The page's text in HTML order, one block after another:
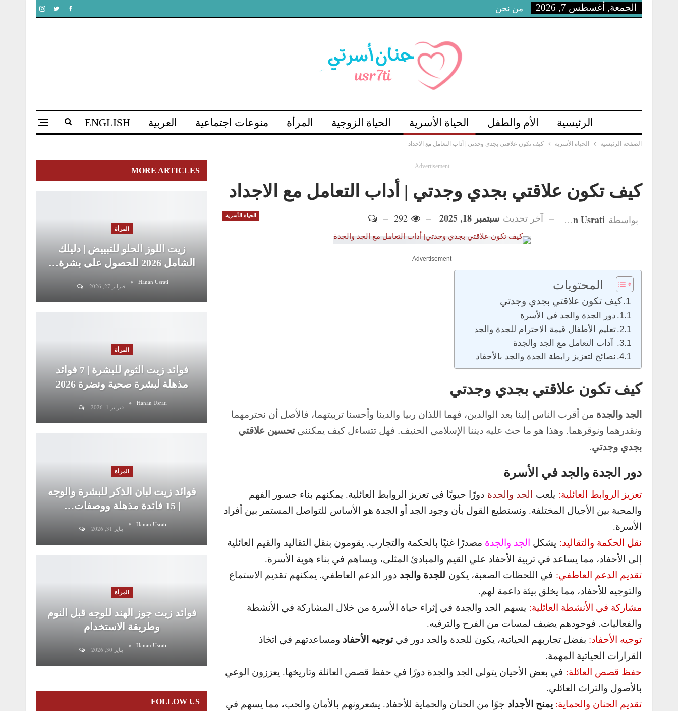
الجمعة, أغسطس 7, 2026 من نحن
الرئيسية الأم والطفل الحياة الأسرية الحياة الزوجية المرأة منوعات اجتماعية العربية ENGLISH
الصفحة الرئيسية الحياة الأسرية كيف تكون علاقتي بجدي وجدتي | أداب التعامل مع الاجداد
- Advertisement -
كيف تكون علاقتي بجدي وجدتي | أداب التعامل مع الاجداد
الحياة الأسرية بواسطة Hanan Usrati آخر تحديث سبتمبر 18, 2025
- Advertisement -
المحتويات
كيف تكون علاقتي بجدي وجدتي
دور الجدة والجد في الأسرة
تعليم الأطفال قيمة الاحترام للجدة والجد
آداب التعامل مع الجد والجدة
نصائح لتعزيز رابطة الجدة والجد بالأحفاد
كيف تكون علاقتي بجدي وجدتي
الجد والجدة من أقرب الناس إلينا بعد الوالدين، فهما اللذان ربيا والدينا وأحسنا تربيتهما، فالأصل أن نحترمهما
ونقدرهما ونوقرهما. وهذا هو ما حث عليه ديننا الإسلامي الحنيف. فهل تتساءل كيف يمكنني تحسين علاقتي
بجدي وجدتي.
دور الجدة والجد في الأسرة
تعزيز الروابط العائلية: يلعب الجد والجدة دورًا حيويًا في تعزيز الروابط العائلية. يمكنهم بناء جسور الفهم
والمحبة بين الأجيال المختلفة. ونستطيع القول بأن وجود الجد أو الجدة هو الأساس للتواصل المستمر بين أفراد
الأسرة.
نقل الحكمة والتقاليد: يشكل الجد والجدة مصدرًا غنيًا بالحكمة والتجارب. يقومون بنقل التقاليد والقيم العائلية
إلى الأحفاد، مما يساعد في تربية الأحفاد علي القيم والمبادئ المثلى، ويساهم في بناء هوية الأسرة.
تقديم الدعم العاطفي: في اللحظات الصعبة، يكون للجدة والجد دور الدعم العاطفي. يمكنهم تقديم الاستماع
والتوجيه للأحفاد، مما يخلق بيئة داعمة لهم.
مشاركة في الأنشطة العائلية: يسهم الجد والجدة في إثراء حياة الأسرة من خلال المشاركة في الأنشطة
والفعاليات. فوجودهم يضيف لمسات من الفرح والترفيه.
توجيه الأحفاد: بفضل تجاربهم الحياتية، يكون للجدة والجد دور فيتوجيه الأحفاد ومساعدتهم في اتخاذ
القرارات الحياتية المهمة.
حفظ قصص العائلة: في بعض الأحيان يتولى الجد والجدة دورًا في حفظ قصص العائلة وتاريخها. يعززون الوعي
بالأصول والتراث العائلي.
تقديم الحنان والحماية: يمنح الأجداد جوًا من الحنان والحماية للأحفاد. يشعرونهم بالأمان والحب، مما يسهم في
MORE ARTICLES
المرأة
زيت اللوز الحلو للتبييض | دليلك
الشامل 2026 للحصول على بشرة…
Hanan Usrati
فبراير 27, 2026
المرأة
فوائد زيت الثوم للبشرة | 7 فوائد
مذهلة لبشرة صحية ونضرة 2026
Hanan Usrati
فبراير 1, 2026
المرأة
فوائد زيت لبان الذكر للبشرة والوجه
| 15 فائدة مذهلة ووصفات…
Hanan Usrati
يناير 31, 2026
المرأة
فوائد زيت جوز الهند للوجه قبل النوم
وطريقة الاستخدام
Hanan Usrati
يناير 30, 2026
FOLLOW US